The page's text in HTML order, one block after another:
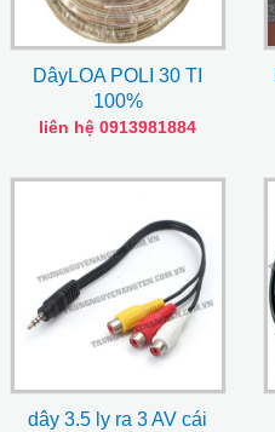
DâyLOA POLI 30 TI
100%
liên hệ 0913981884
dây 3.5 ly ra 3 AV cái